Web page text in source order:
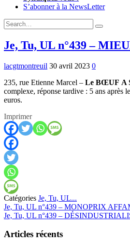
S’abonner à la NewsLetter
Expand
Search
Form
Search
Je, Tu, UL n°439 –
lacgtmontreuil 30 avril 2023 0
235, rue Etienne Marcel – Le BŒUF A
complexe, réponse tardive : 5 ans après
euros.
Imprimer
Catégories Je, Tu, UL...
Previous:
Je, Tu, UL n°439 – MONOPRIX
Next:
Je, Tu, UL n°439 –
Articles récents